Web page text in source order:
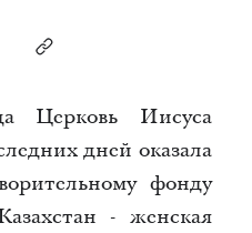
Церковь Иисуса
дней оказала
фонду
- женская